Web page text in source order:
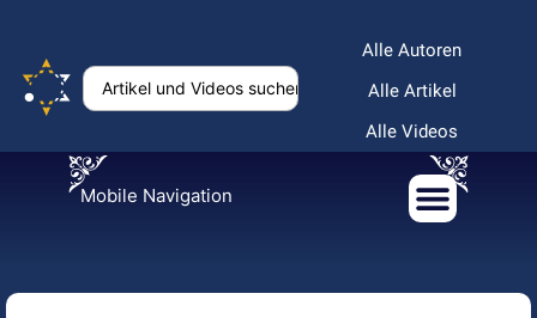
Alle Autoren
Alle Artikel
Alle Videos
Mobile Navigation